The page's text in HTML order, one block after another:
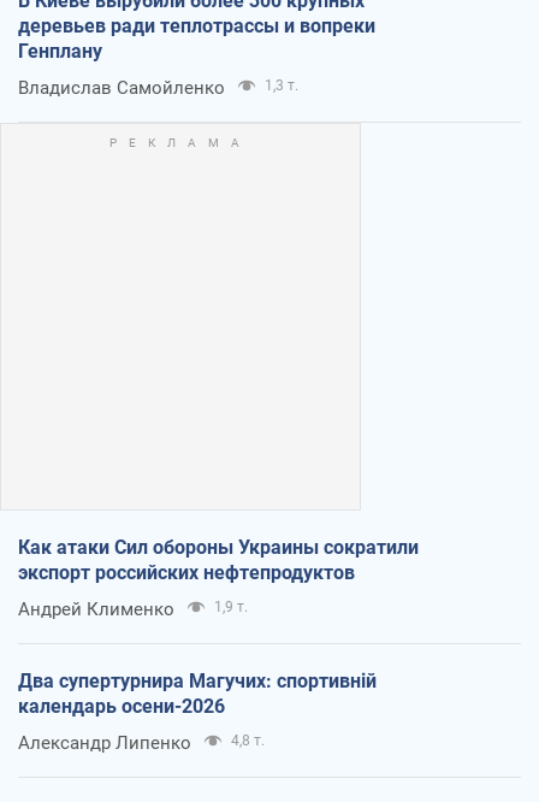
деревьев ради теплотрассы и вопреки
Генплану
Владислав Самойленко 1,3 т.
Как атаки Сил обороны Украины сократили
экспорт российских нефтепродуктов
Андрей Клименко 1,9 т.
Два супертурнира Магучих: спортивній
календарь осени-2026
Александр Липенко 4,8 т.